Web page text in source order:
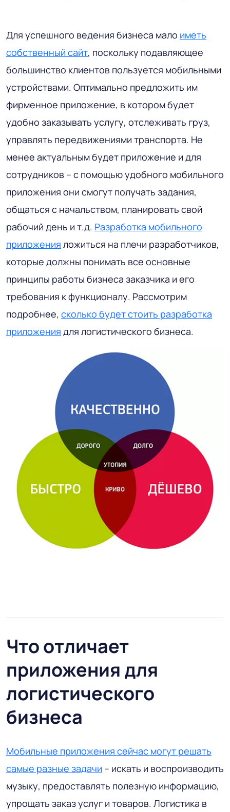
Для успешного ведения бизнеса мало иметь
собственный сайт, поскольку подавляющее
большинство клиентов пользуется мобильными
устройствами. Оптимально предложить им
фирменное приложение, в котором будет
удобно заказывать услугу, отслеживать груз,
управлять передвижениями транспорта. Не
менее актуальным будет приложение и для
сотрудников – с помощью удобного мобильного
приложения они смогут получать задания,
общаться с начальством, планировать свой
рабочий день и т.д. Разработка мобильного
приложения ложиться на плечи разработчиков,
которые должны понимать все основные
принципы работы бизнеса заказчика и его
требования к функционалу. Рассмотрим
подробнее, сколько будет стоить разработка
приложения для логистического бизнеса.
Что отличает
приложения для
логистического
бизнеса
Мобильные приложения сейчас могут решать
самые разные задачи – искать и воспроизводить
музыку, предоставлять полезную информацию,
упрощать заказ услуг и товаров. Логистика в